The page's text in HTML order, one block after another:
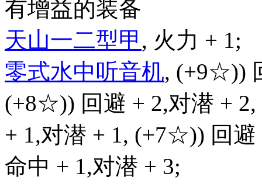
有增益的装备
天山一二型甲 , 火力 + 1;
零式水中听音机, (+9☆))
(+8☆)) 回避 + 2,对潜 +
+ 1,对潜 + 1, (+7☆)) 回
命中 + 1,对潜 + 3;